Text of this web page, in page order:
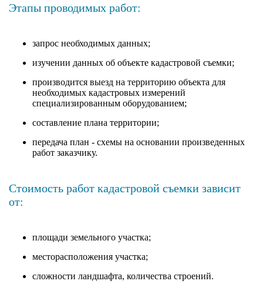
Этапы проводимых работ:
запрос необходимых данных;
изучении данных об объекте кадастровой съемки;
производится выезд на территорию объекта для
необходимых кадастровых измерений
специализированным оборудованием;
составление плана территории;
передача план - схемы на основании произведенных
работ заказчику.
Стоимость работ кадастровой съемки зависит
от:
площади земельного участка;
месторасположения участка;
сложности ландшафта, количества строений.